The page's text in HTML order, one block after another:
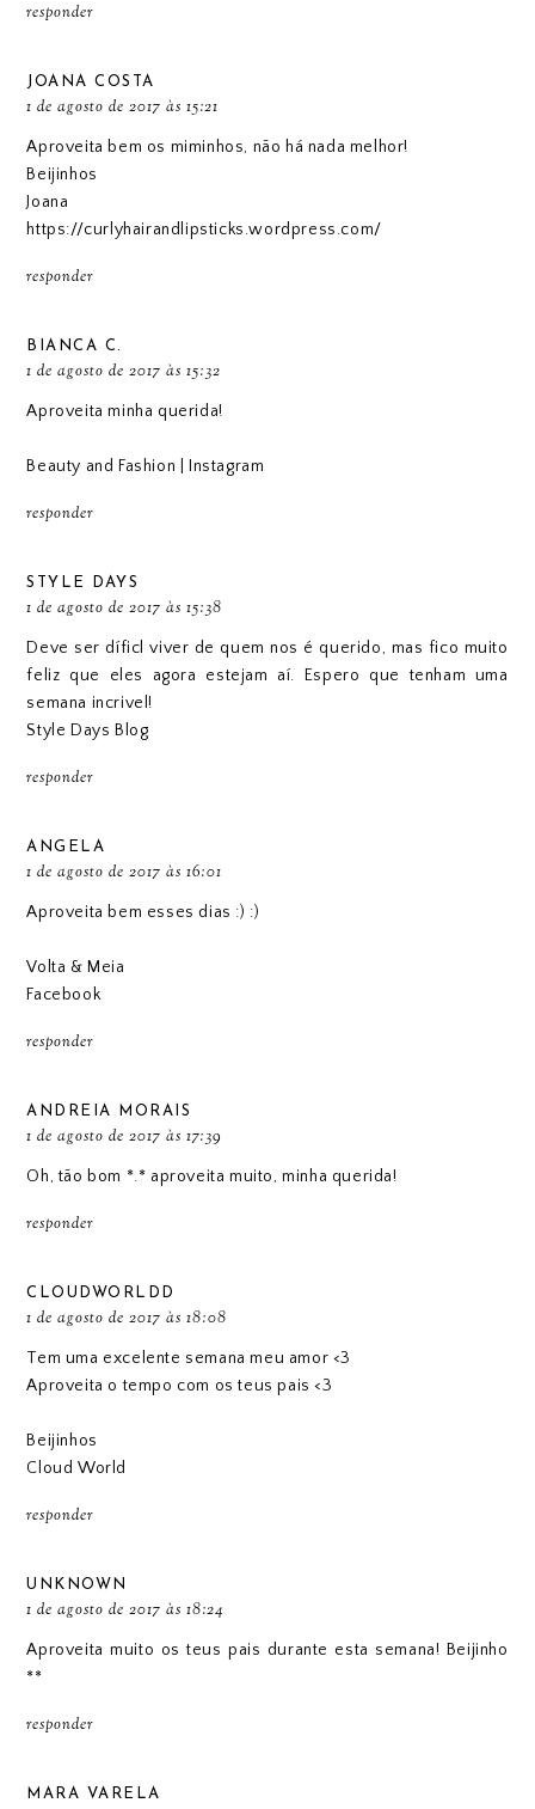
responder
JOANA COSTA
1 de agosto de 2017 às 15:21
Aproveita bem os miminhos, não há nada melhor!
Beijinhos
Joana
https://curlyhairandlipsticks.wordpress.com/
responder
BIANCA C.
1 de agosto de 2017 às 15:32
Aproveita minha querida!
Beauty and Fashion Instagram
responder
STYLE DAYS
1 de agosto de 2017 às 15:38
Deve ser díficl viver de quem nos é querido, mas fico muito
feliz que eles agora estejam aí. Espero que tenham uma
semana incrivel!
Style Days Blog
responder
ANGELA
1 de agosto de 2017 às 16:01
Aproveita bem esses dias :) :)
Volta & Meia
Facebook
responder
ANDREIA MORAIS
1 de agosto de 2017 às 17:39
Oh, tão bom *.* aproveita muito, minha querida!
responder
CLOUDWORLDD
1 de agosto de 2017 às 18:08
Tem uma excelente semana meu amor <3
Aproveita o tempo com os teus pais <3
Beijinhos
Cloud World
responder
UNKNOWN
1 de agosto de 2017 às 18:24
Aproveita muito os teus pais durante esta semana! Beijinho
**
responder
MARA VARELA